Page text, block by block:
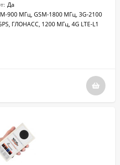
Да
900 МГц, GSM-1800 МГц, 3G-2100
ГЛОНАСС, 1200 МГц, 4G LTE-L1